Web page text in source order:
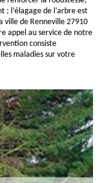
; l’élagage de l’arbre est
ville de Renneville 27910
appel au service de notre
consiste
maladies sur votre